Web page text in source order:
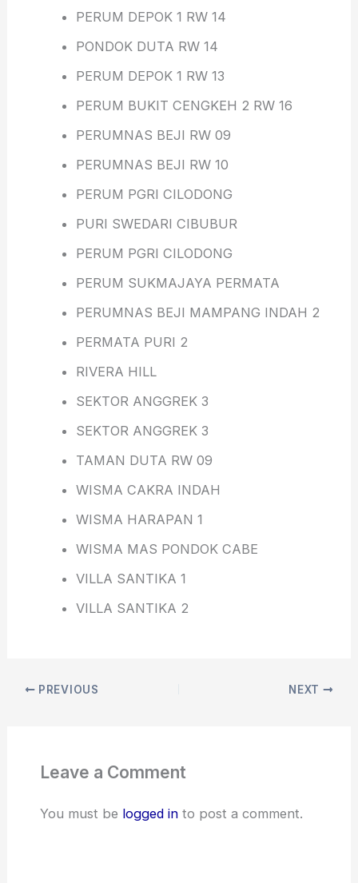
PERUM DEPOK 1 RW 14
PONDOK DUTA RW 14
PERUM DEPOK 1 RW 13
PERUM BUKIT CENGKEH 2 RW 16
PERUMNAS BEJI RW 09
PERUMNAS BEJI RW 10
PERUM PGRI CILODONG
PURI SWEDARI CIBUBUR
PERUM PGRI CILODONG
PERUM SUKMAJAYA PERMATA
PERUMNAS BEJI MAMPANG INDAH 2
PERMATA PURI 2
RIVERA HILL
SEKTOR ANGGREK 3
SEKTOR ANGGREK 3
TAMAN DUTA RW 09
WISMA CAKRA INDAH
WISMA HARAPAN 1
WISMA MAS PONDOK CABE
VILLA SANTIKA 1
VILLA SANTIKA 2
PREVIOUS NEXT
Leave a Comment
You must be logged into post a comment.